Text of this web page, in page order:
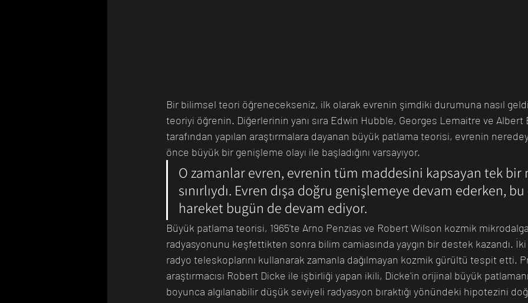
Bir bilimsel teori öğrenecekseniz, ilk olarak evrenin şimdiki durumuna nasıl
teoriyi öğrenin. Diğerlerinin yanı sıra Edwin Hubble, Georges Lemaitre ve Albert
tarafından yapılan araştırmalara dayanan büyük patlama teorisi, evrenin
önce büyük bir genişleme olayı ile başladığını varsayıyor.
O zamanlar evren, evrenin tüm maddesini kapsayan tek bir
sınırlıydı. Evren dışa doğru genişlemeye devam ederken,
hareket bugün de devam ediyor.
Büyük patlama teorisi, 1965'te Arno Penzias ve Robert Wilson kozmik
radyasyonunu keşfettikten sonra bilim camiasında yaygın bir destek kazandı.
radyo teleskoplarını kullanarak zamanla dağılmayan kozmik gürültü tespit etti.
araştırmacısı Robert Dicke ile işbirliği yapan ikili, Dicke'in orijinal büyük
boyunca algılanabilir düşük seviyeli radyasyon bıraktığı yönündeki hipotezini